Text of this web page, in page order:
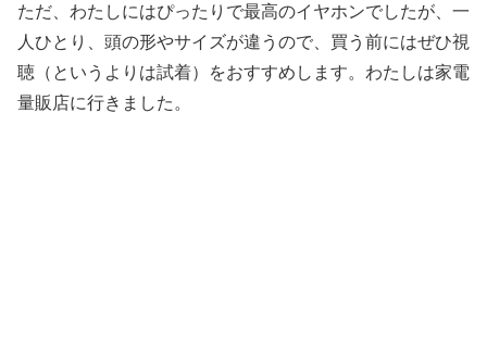
ただ、わたしにはぴったりで最高のイヤホンでしたが、一
人ひとり、頭の形やサイズが違うので、買う前にはぜひ視
聴（というよりは試着）をおすすめします。わたしは家電
量販店に行きました。